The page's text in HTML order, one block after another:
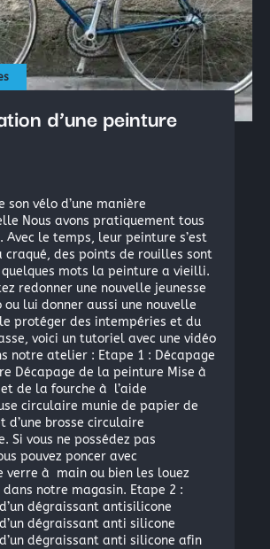
d’une peinture
son vélo d’une manière
Nous avons pratiquement tous
Avec le temps, leur peinture s’est
craqué, des points de rouilles sont
mots la peinture a vieilli.
redonner une nouvelle jeunesse
lui donner aussi une nouvelle
protéger des intempéries et du
voici un tutoriel avec une vidéo
notre atelier : Etape 1 : Décapage
Décapage de la peinture Mise à
de la fourche à l’aide
circulaire munie de papier de
d’une brosse circulaire
Si vous ne possédez pas
pouvez poncer avec
verre à main ou bien les louez
notre magasin. Etape 2 :
dégraissant antisilicone
dégraissant anti silicone
dégraissant anti silicone afin
nautique
en bombe
ou résine Polyuréthane pour la
et Plâtres
résine
structurales: Époxydes, Polyuréthanes,
instantanées
souples